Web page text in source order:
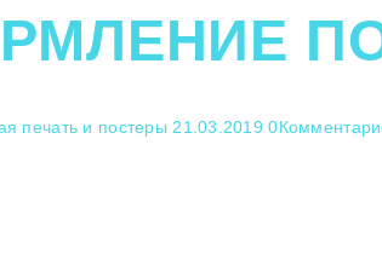
печать и постеры 21.03.2019 0